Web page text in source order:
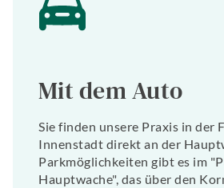
Mit dem Auto
Sie finden unsere Praxis in der
Innenstadt direkt an der
Parkmöglichkeiten gibt es im
Hauptwache", das über den